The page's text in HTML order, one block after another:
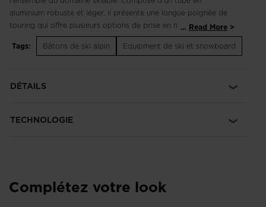
aluminium robuste et léger, il présente une longue poignée de
touring qui offre plusieurs options de prise en main lors de vos
excursions en randonnée ou à ski. Les rondelles rotationnelles
pour neige poudreuse s'adaptent aux terrains accidentés,
en cas de chute ou d'avalanche.
Le tube en aluminium dural est aussi léger que robuste
variations du terrain
... Read More
Tags:
Bâtons de ski alpin Equipment de ski et snowboard
DÉTAILS
TECHNOLOGIE
Complétez votre look